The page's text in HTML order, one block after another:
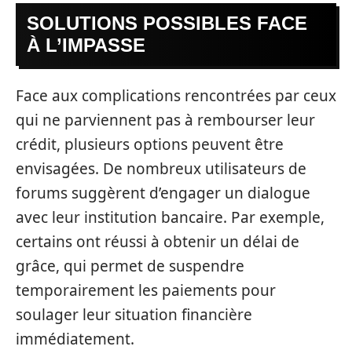
SOLUTIONS POSSIBLES FACE
À L’IMPASSE
Face aux complications rencontrées par ceux
qui ne parviennent pas à rembourser leur
crédit, plusieurs options peuvent être
envisagées. De nombreux utilisateurs de
forums suggèrent d’engager un dialogue
avec leur institution bancaire. Par exemple,
certains ont réussi à obtenir un délai de
grâce, qui permet de suspendre
temporairement les paiements pour
soulager leur situation financière
immédiatement.